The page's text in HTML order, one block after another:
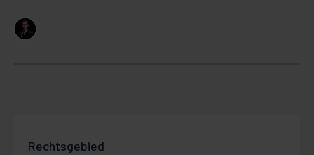
Rechtsgebied